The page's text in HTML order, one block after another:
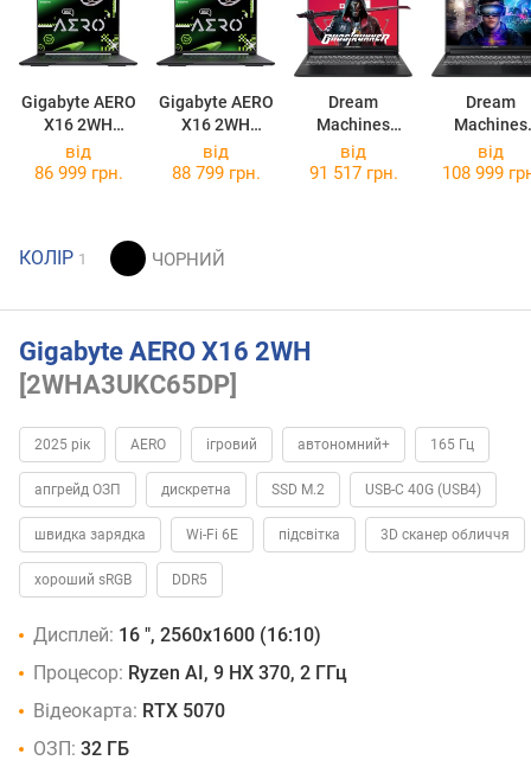
Gigabyte AERO
X16 2WH
[2WHA3USC64AH]
Gigabyte AERO
X16 2WH
[2WHA3EEC64AH]
Dream
Machines
RT5060-15
V550KNN
Dream
Machines
RT5070-
V550KNP
від
86 999 грн.
від
88 799 грн.
від
91 517 грн.
від
108 999
КОЛІР 1
Gigabyte AERO X16 2WH
[2WHA3UKC65DP]
2025 рік AERO ігровий автономний+ 165 Гц
апгрейд ОЗП дискретна SSD M.2 USB-C 40G (USB4)
швидка зарядка Wi-Fi 6E підсвітка 3D сканер обличчя
хороший sRGB DDR5
Дисплей: 16 ", 2560x1600 (16:10)
Процесор: Ryzen AI, 9 HX 370, 2 ГГц
Відеокарта: RTX 5070
ОЗП: 32 ГБ